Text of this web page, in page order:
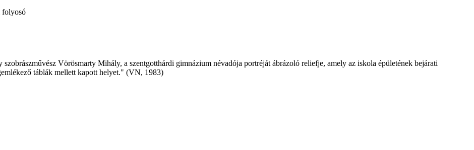
folyosó
Vörösmarty Mihály, a szentgotthárdi gimnázium névadója portréját ábrázoló reliefje, amely az iskola épületének bejárati
táblák mellett kapott helyet." (VN, 1983)